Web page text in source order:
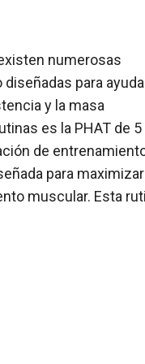
numerosas
para
y la masa
es la PHAT de 5
de
para
muscular. Esta